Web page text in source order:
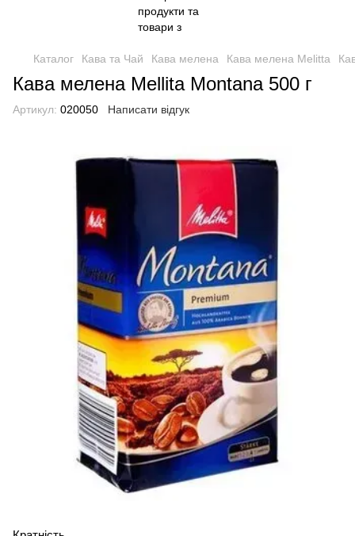
Каталог Кава та Чай Кава мелена Кава мелена Melitta
Кава мелена Mellita Montana 500 г
Артикул: 020050 Написати відгук